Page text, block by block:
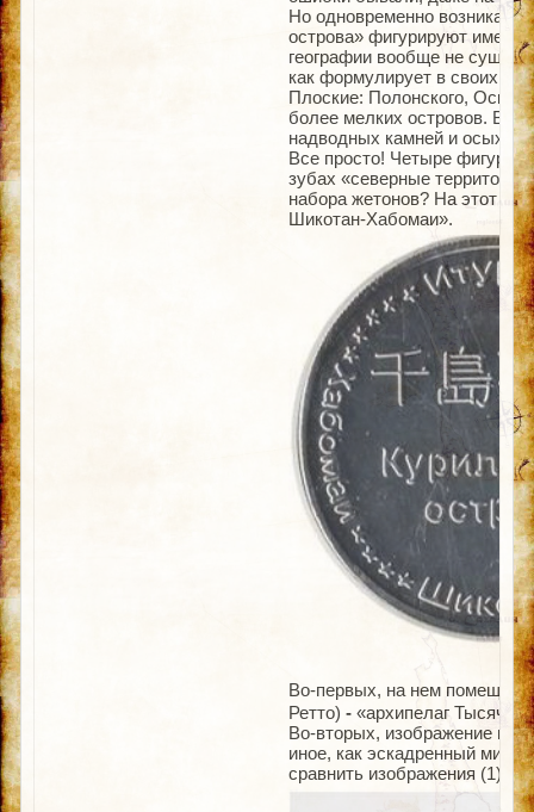
Но одновременно возникает
острова» фигурируют
географии вообще не
как формулирует в своих
Плоские: Полонского,
более мелких островов.
надводных камней и
Все просто! Четыре
зубах «северные
набора жетонов? На этот
Шикотан-Хабомаи».
Во-первых, на нем помещена
Ретто) - «архипелаг Тысячи
Во-вторых, изображение
иное, как эскадренный
сравнить изображения (1) (2)